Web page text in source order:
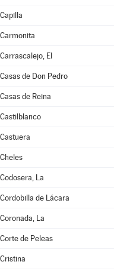
Capilla
Carmonita
Carrascalejo, El
Casas de Don Pedro
Casas de Reina
Castilblanco
Castuera
Cheles
Codosera, La
Cordobilla de Lácara
Coronada, La
Corte de Peleas
Cristina